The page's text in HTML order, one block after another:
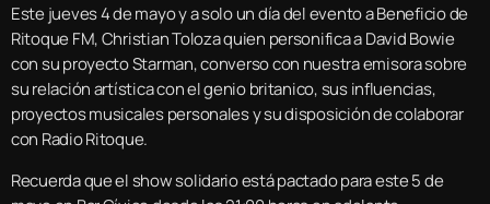
Este jueves 4 de mayo y a solo un día del evento a Beneficio de
Ritoque FM, Christian Toloza quien personifica a David Bowie
con su proyecto Starman, converso con nuestra emisora sobre
su relación artística con el genio britanico, sus influencias,
proyectos musicales personales y su disposición de colaborar
con Radio Ritoque.
Recuerda que el show solidario está pactado para este 5 de